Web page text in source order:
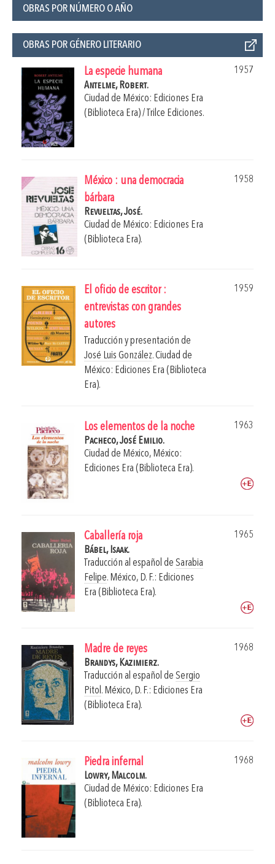
OBRAS POR NÚMERO O AÑO
OBRAS POR GÉNERO LITERARIO
La especie humana
1957
Antelme, Robert.
Ciudad de México: Ediciones Era
(Biblioteca Era) / Trilce Ediciones.
México : una democracia
bárbara
1958
Revueltas, José.
Ciudad de México: Ediciones Era
(Biblioteca Era).
El oficio de escritor :
entrevistas con grandes
autores
1959
Traducción y presentación de
José Luis González.Ciudad de
México: Ediciones Era (Biblioteca
Era).
Los elementos de la noche
1963
Pacheco, José Emilio.
Ciudad de México, México:
Ediciones Era (Biblioteca Era).
Caballería roja
1965
Bábel, Isaak.
Traducción al español de Sarabia
Felipe. México, D. F.: Ediciones
Era (Biblioteca Era).
Madre de reyes
1968
Brandys, Kazimierz.
Traducción al español de Sergio
Pitol . México, D. F.: Ediciones Era
(Biblioteca Era).
Piedra infernal
1968
Lowry, Malcolm.
Ciudad de México: Ediciones Era
(Biblioteca Era).